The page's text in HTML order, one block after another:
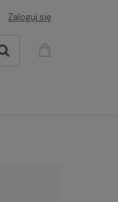
Zaloguj się